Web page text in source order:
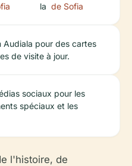
la de Sofia
pour des cartes
de visite à jour.
sociaux pour les
spéciaux et les
l'histoire, de